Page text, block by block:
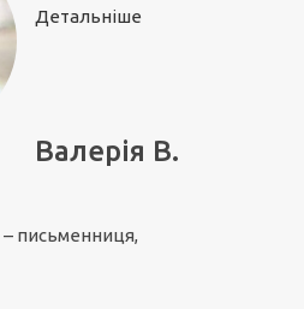
Детальніше
Валерія В.
– письменниця,